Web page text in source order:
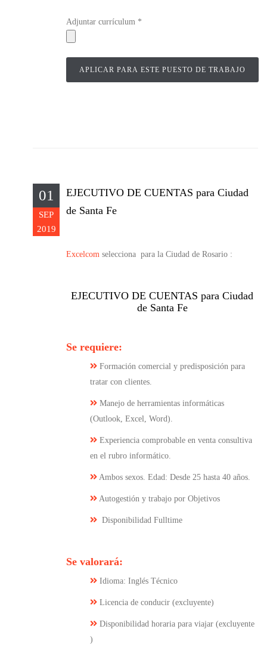
Adjuntar currículum *
01
SEP
2019
EJECUTIVO DE CUENTAS para Ciudad
de Santa Fe
Excelcom selecciona para la Ciudad de Rosario :
EJECUTIVO DE CUENTAS para Ciudad
de Santa Fe
Se requiere:
Formación comercial y predisposición para
tratar con clientes.
Manejo de herramientas informáticas
(Outlook, Excel, Word).
Experiencia comprobable en venta consultiva
en el rubro informático.
Ambos sexos. Edad: Desde 25 hasta 40 años.
Autogestión y trabajo por Objetivos
Disponibilidad Fulltime
Se valorará:
Idioma: Inglés Técnico
Licencia de conducir (excluyente)
Disponibilidad horaria para viajar (excluyente
)